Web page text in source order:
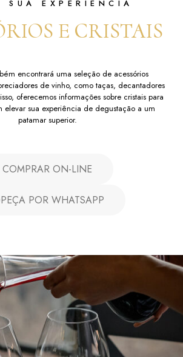
SUA EXPERIÊNCIA
E CRISTAIS
encontrará uma seleção de acessórios
de vinho, como taças, decantadores
oferecemos informações sobre cristais para
elevar sua experiência de degustação a um
patamar superior.
COMPRAR ON-LINE
PEÇA POR WHATSAPP